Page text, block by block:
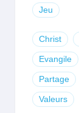
Jeu
Christ
Evangile
Partage
Valeurs